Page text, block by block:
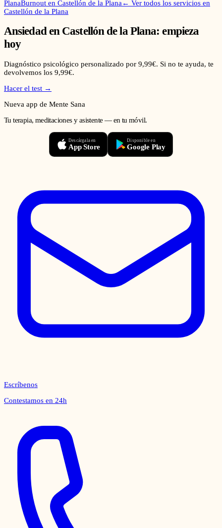
PlanaBurnout en Castellón de la Plana ← Ver todos los servicios en
Castellón de la Plana
Ansiedaden Castellón de la Plana: empieza
hoy
Diagnóstico psicológico personalizado por 9,99€. Si no te ayuda, te
devolvemos los 9,99€.
Hacer el test →
Nueva app de Mente Sana
Tu terapia, meditaciones y asistente — en tu móvil.
Descárgala en
App Store
Disponible en
Google Play
Escríbenos
Contestamos en 24h